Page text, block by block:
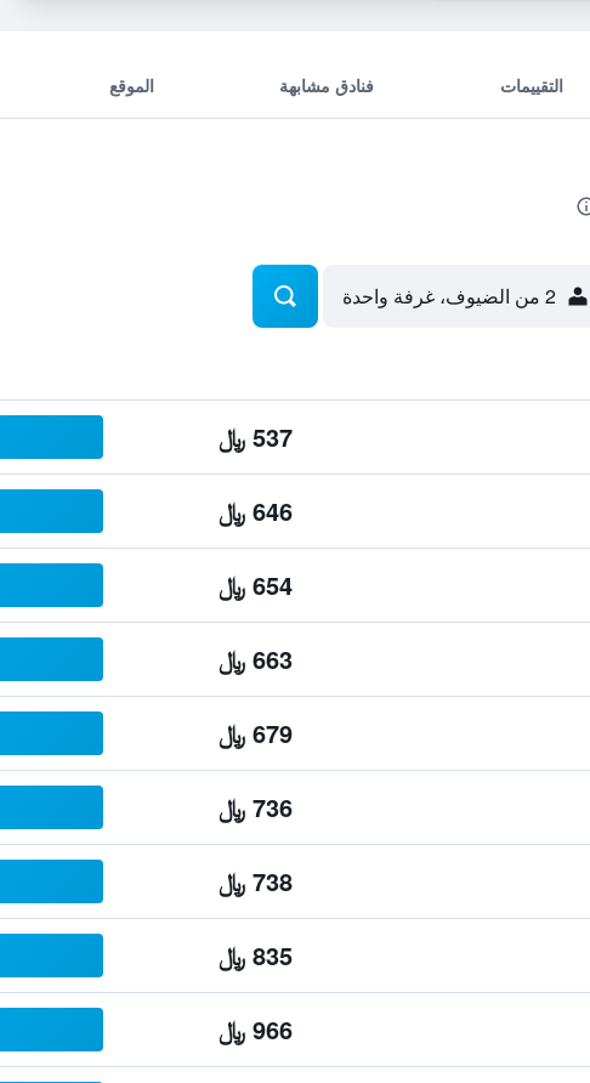
التقييمات فنادق مشابهة الموقع
2 من الضيوف، غرفة واحدة
537 ﷼
646 ﷼
654 ﷼
663 ﷼
679 ﷼
736 ﷼
738 ﷼
835 ﷼
966 ﷼